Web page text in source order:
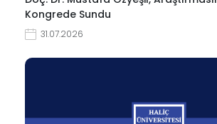
Kongrede Sundu
31.07.2026